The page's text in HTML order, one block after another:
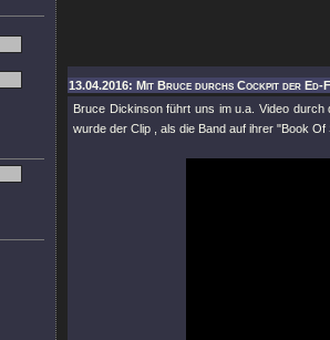
13.04.2016: Mit Bruce durchs Cockpit der Ed-
Bruce Dickinson führt uns im u.a. Video
wurde der Clip , als die Band auf ihrer "Book